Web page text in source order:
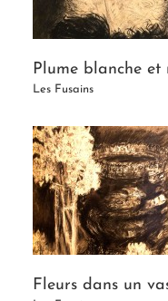
Plume blanche et
Les Fusains
Fleurs dans un